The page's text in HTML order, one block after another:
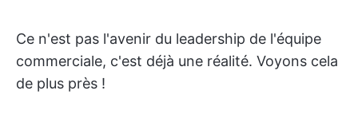
Ce n'est pas l'avenir du leadership de l'équipe
commerciale, c'est déjà une réalité. Voyons cela
de plus près !